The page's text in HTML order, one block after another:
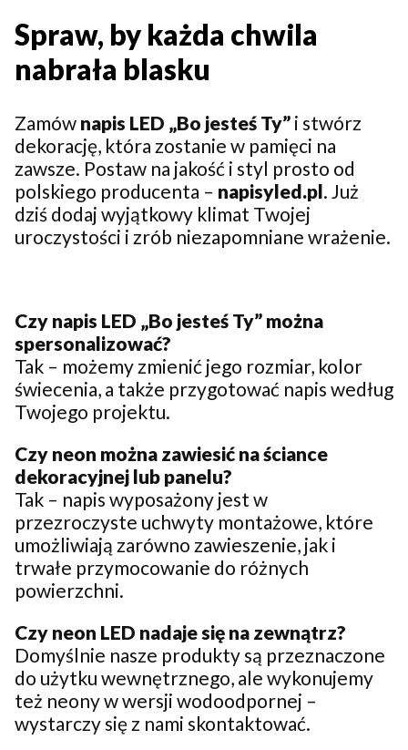
Spraw, by każda chwila
nabrała blasku
Zamów napis LED „Bo jesteś Ty” i stwórz
dekorację, która zostanie w pamięci na
zawsze. Postaw na jakość i styl prosto od
polskiego producenta – napisyled.pl. Już
dziś dodaj wyjątkowy klimat Twojej
uroczystości i zrób niezapomniane wrażenie.
Czy napis LED „Bo jesteś Ty” można
spersonalizować?
Tak – możemy zmienić jego rozmiar, kolor
świecenia, a także przygotować napis według
Twojego projektu.
Czy neon można zawiesić na ściance
dekoracyjnej lub panelu?
Tak – napis wyposażony jest w
przezroczyste uchwyty montażowe, które
umożliwiają zarówno zawieszenie, jak i
trwałe przymocowanie do różnych
powierzchni.
Czy neon LED nadaje się na zewnątrz?
Domyślnie nasze produkty są przeznaczone
do użytku wewnętrznego, ale wykonujemy
też neony w wersji wodoodpornej –
wystarczy się z nami skontaktować.